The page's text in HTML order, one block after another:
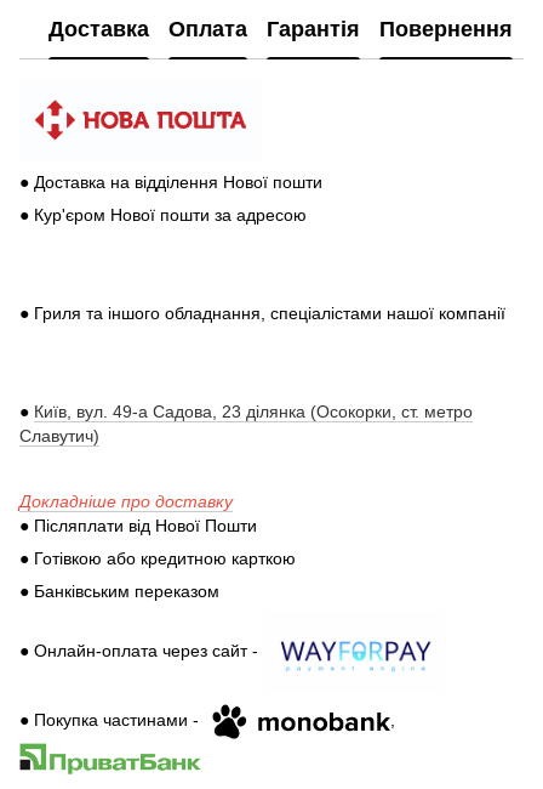
Доставка Оплата Гарантія Повернення
● Доставка на відділення Нової пошти
● Кур'єром Нової пошти за адресою
● Гриля та іншого обладнання, спеціалістами нашої компанії
● Київ, вул. 49-а Садова, 23 ділянка (Осокорки, ст. метро
Славутич)
Докладніше про доставку
● Післяплати від Нової Пошти
● Готівкою або кредитною карткою
● Банківським переказом
● Онлайн-оплата через сайт -
● Покупка частинами - ,